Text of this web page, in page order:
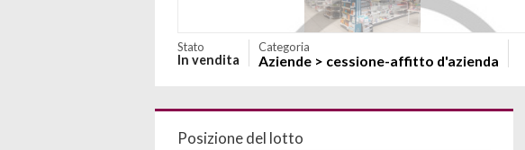
Stato
In vendita
Categoria
Aziende > cessione-affitto d'azienda
Posizione del lotto